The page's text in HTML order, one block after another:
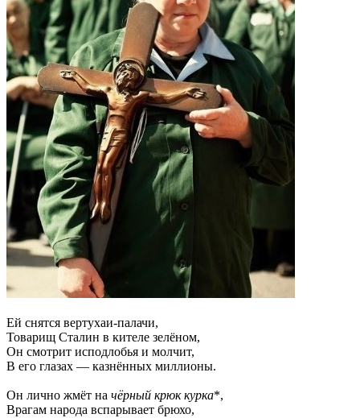
Ей снятся вертухаи-палачи,
Товарищ Сталин в кителе зелёном,
Он смотрит исподлобья и молчит,
В его глазах — казнённых миллионы.
Он лично жмёт на чёрный крюк курка*,
Врагам народа вспарывает брюхо,